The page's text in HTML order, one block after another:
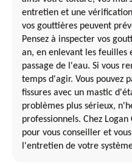
entretien et une
vos gouttières peuvent
Pensez à inspecter vos
an, en enlevant les feuilles
passage de l'eau. Si vous
temps d'agir. Vous pouvez
fissures avec un mastic
problèmes plus sérieux,
professionnels. Chez
pour vous conseiller et
l'entretien de votre